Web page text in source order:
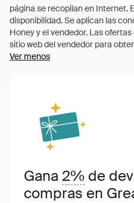
Ver menos
Gana2% de
compras en